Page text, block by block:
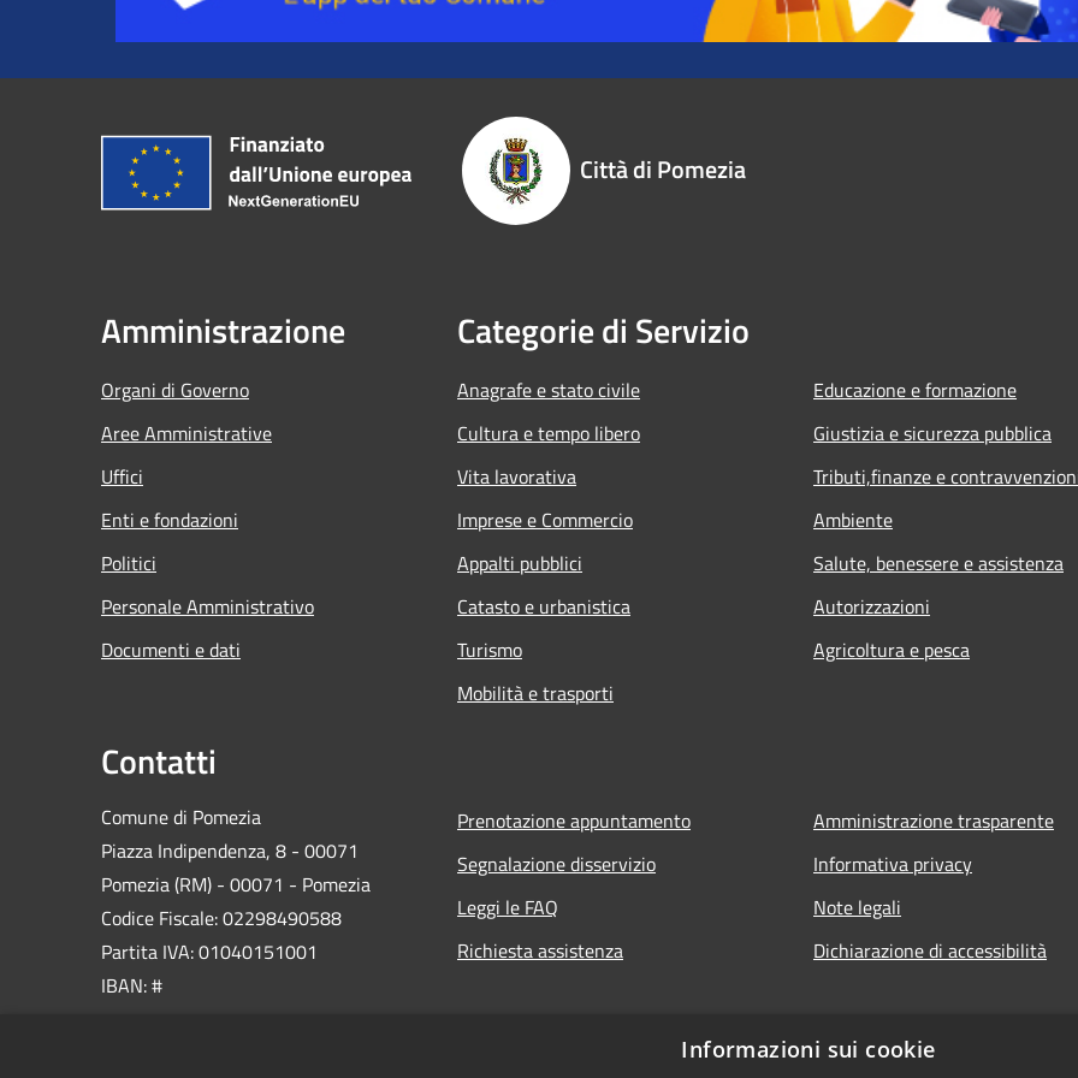
Città di Pomezia
Amministrazione
Organi di Governo
Aree Amministrative
Uffici
Enti e fondazioni
Politici
Personale Amministrativo
Documenti e dati
Categorie di Servizio
Anagrafe e stato civile
Cultura e tempo libero
Vita lavorativa
Imprese e Commercio
Appalti pubblici
Catasto e urbanistica
Turismo
Mobilità e trasporti
Educazione e formazione
Giustizia e sicurezza pubblica
Tributi,finanze e
Ambiente
Salute, benessere e assistenza
Autorizzazioni
Agricoltura e pesca
Contatti
Comune di Pomezia
Piazza Indipendenza, 8 - 00071
Pomezia (RM) - 00071 - Pomezia
Codice Fiscale: 02298490588
Partita IVA: 01040151001
IBAN: #
Prenotazione appuntamento
Segnalazione disservizio
Leggi le FAQ
Richiesta assistenza
Amministrazione trasparente
Informativa privacy
Note legali
Dichiarazione di accessibilità
Informazioni sui cookie